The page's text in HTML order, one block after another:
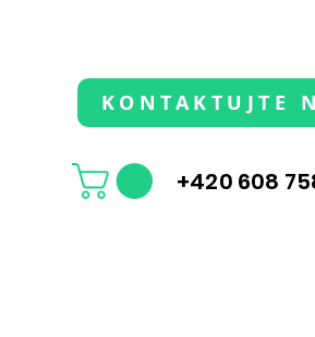
KONTAKTUJTE
+420 608